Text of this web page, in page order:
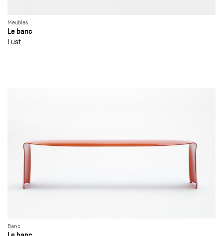
Meubles
Le banc
Lust
Banc